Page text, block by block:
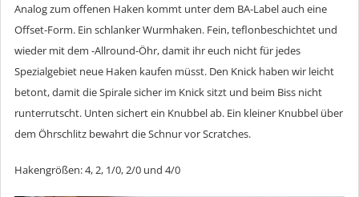
Analog zum offenen Haken kommt unter dem BA-Label auch eine
Offset-Form. Ein schlanker Wurmhaken. Fein, teflonbeschichtet und
wieder mit dem -Allround-Öhr, damit ihr euch nicht für jedes
Spezialgebiet neue Haken kaufen müsst. Den Knick haben wir leicht
betont, damit die Spirale sicher im Knick sitzt und beim Biss nicht
runterrutscht. Unten sichert ein Knubbel ab. Ein kleiner Knubbel über
dem Öhrschlitz bewahrt die Schnur vor Scratches.
Hakengrößen: 4, 2, 1/0, 2/0 und 4/0